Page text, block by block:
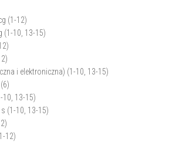
(1-12)
(1-10, 13-15)
i elektroniczna) (1-10, 13-15)
10, 13-15)
(1-10, 13-15)
12)